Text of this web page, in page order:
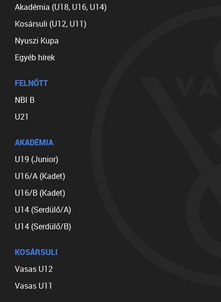
Akadémia (U18, U16, U14)
Kosársuli (U12, U11)
Nyuszi Kupa
Egyéb hírek
FELNŐTT
NBI B
U21
AKADÉMIA
U19 (Junior)
U16/A (Kadet)
U16/B (Kadet)
U14 (Serdülő/A)
U14 (Serdülő/B)
KOSÁRSULI
Vasas U12
Vasas U11